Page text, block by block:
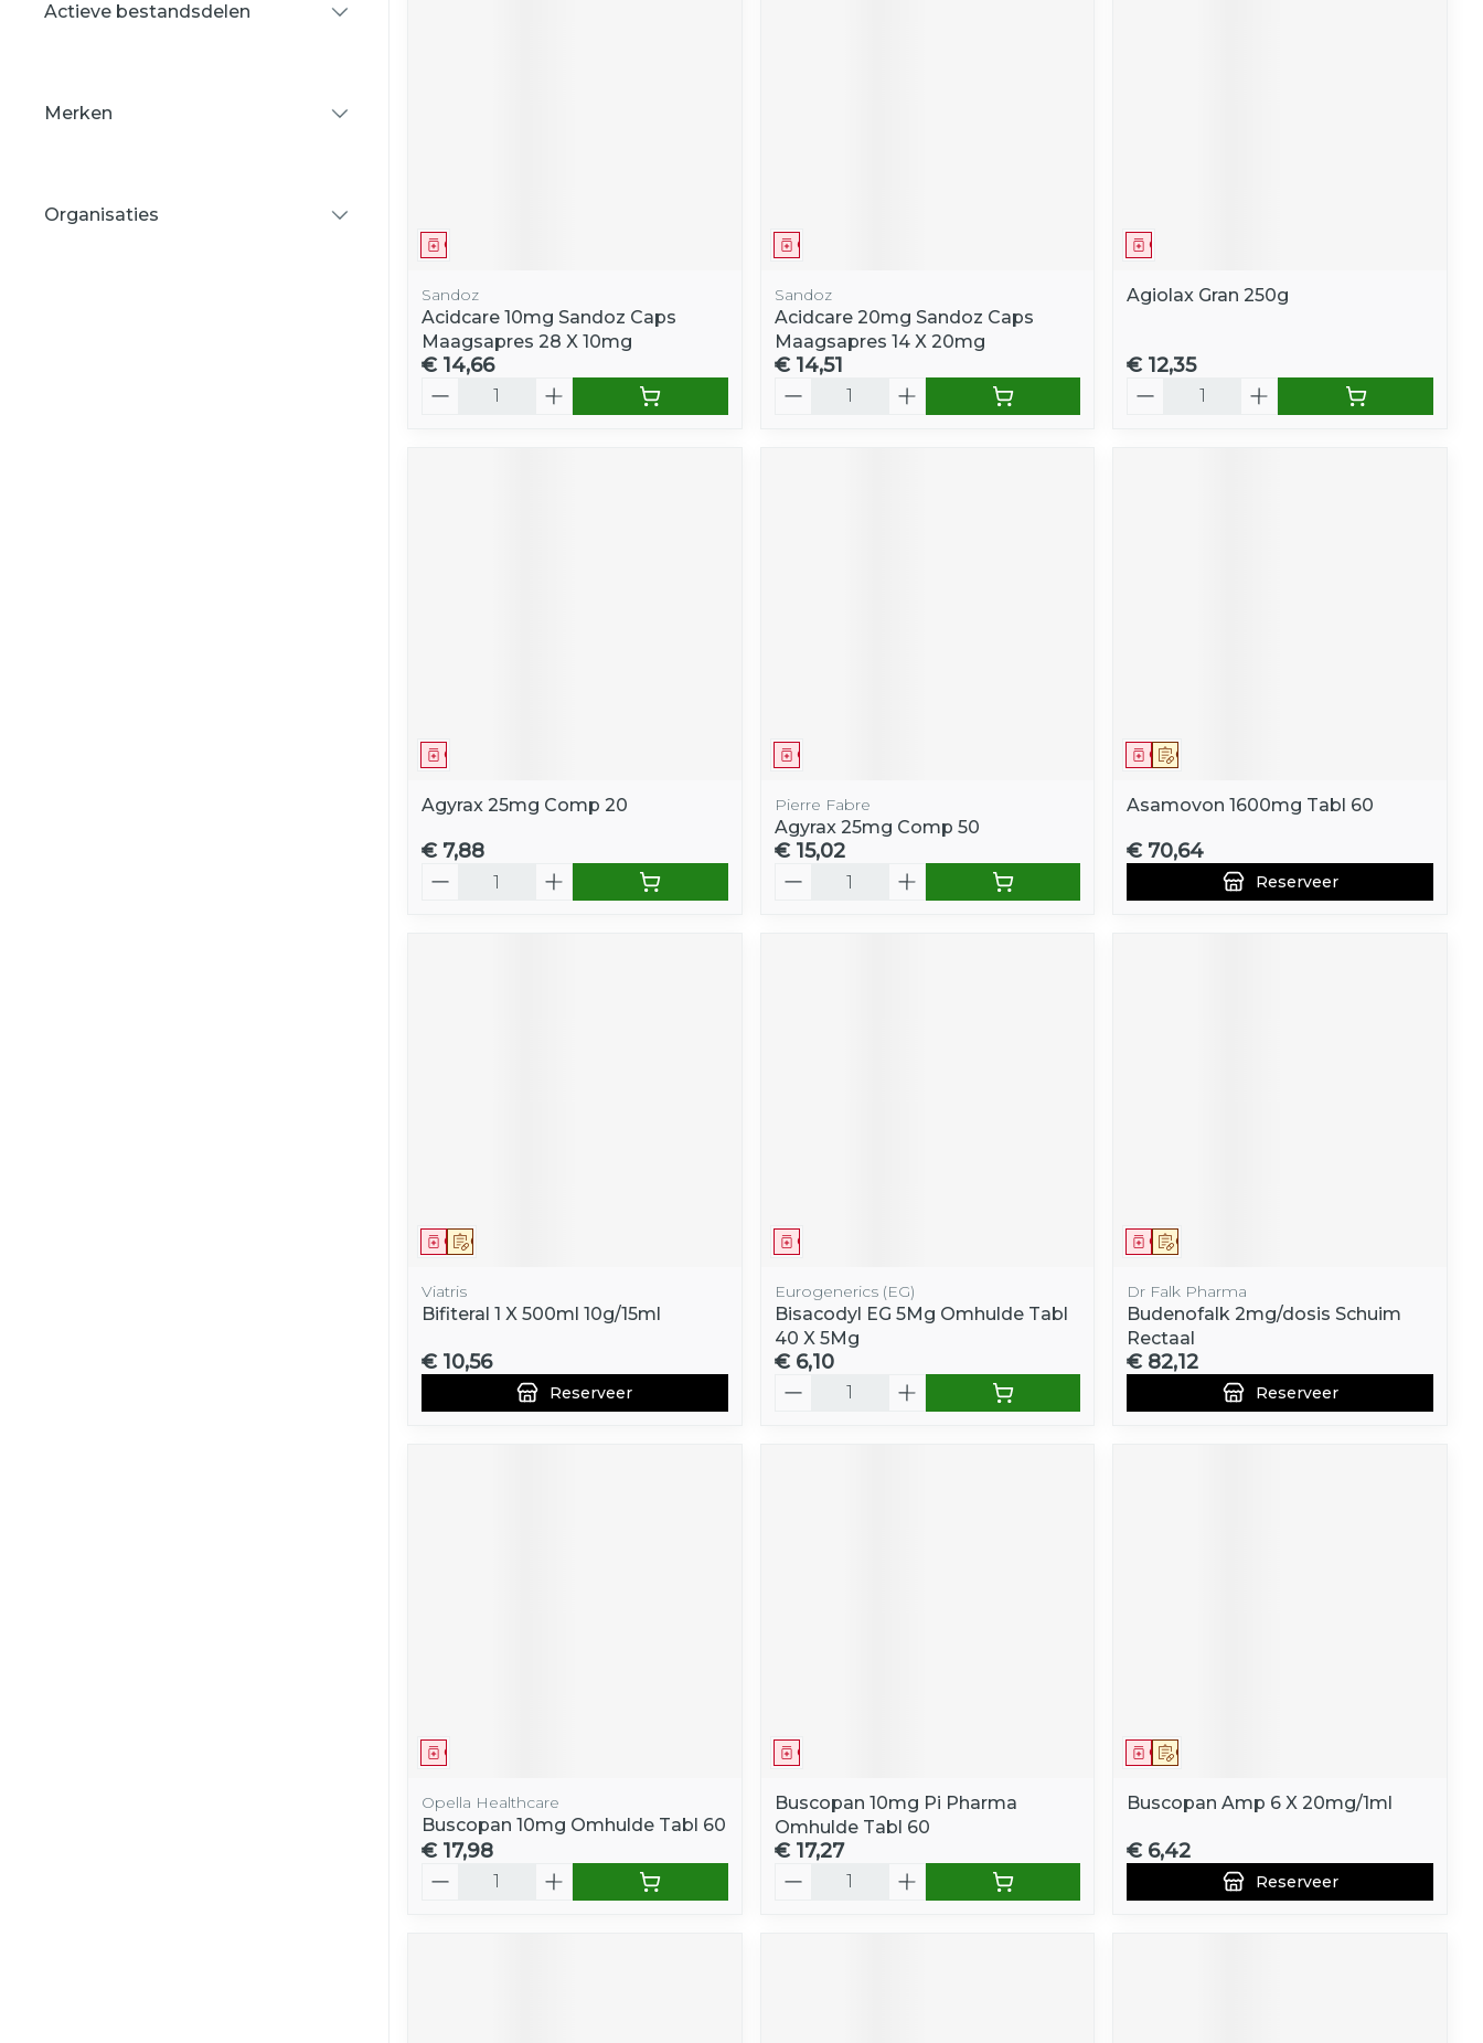
Actieve bestandsdelen
Merken
Organisaties
Geneesmiddel
Sandoz
Acidcare 10mg Sandoz Caps
Maagsapres 28 X 10mg
€ 14,66
Geneesmiddel
Sandoz
Acidcare 20mg Sandoz Caps
Maagsapres 14 X 20mg
€ 14,51
Geneesmiddel
Agiolax Gran 250g
€ 12,35
Geneesmiddel
Agyrax 25mg Comp 20
€ 7,88
Geneesmiddel
Pierre Fabre
Agyrax 25mg Comp 50
€ 15,02
Op voorschrift
Geneesmiddel
Asamovon 1600mg Tabl 60
€ 70,64
Reserveer
Op voorschrift
Geneesmiddel
Viatris
Bifiteral 1 X 500ml 10g/15ml
€ 10,56
Reserveer
Geneesmiddel
Eurogenerics (EG)
Bisacodyl EG 5Mg Omhulde Tabl
40 X 5Mg
€ 6,10
Op voorschrift
Geneesmiddel
Dr Falk Pharma
Budenofalk 2mg/dosis Schuim
Rectaal
€ 82,12
Reserveer
Geneesmiddel
Opella Healthcare
Buscopan 10mg Omhulde Tabl 60
€ 17,98
Geneesmiddel
Buscopan 10mg Pi Pharma
Omhulde Tabl 60
€ 17,27
Op voorschrift
Geneesmiddel
Buscopan Amp 6 X 20mg/1ml
€ 6,42
Reserveer